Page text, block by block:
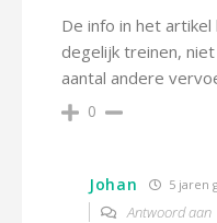
De info in het
degelijk treinen,
aantal andere
0
Johan 5 jaren
Antwoord aan